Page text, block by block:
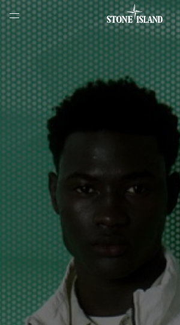
Stone Island 온라인 스토어
NAVIGATION.ARIA.GOTOMAINCONTENT
LABEL.SHOPPINGCOUNTRY 대한민국